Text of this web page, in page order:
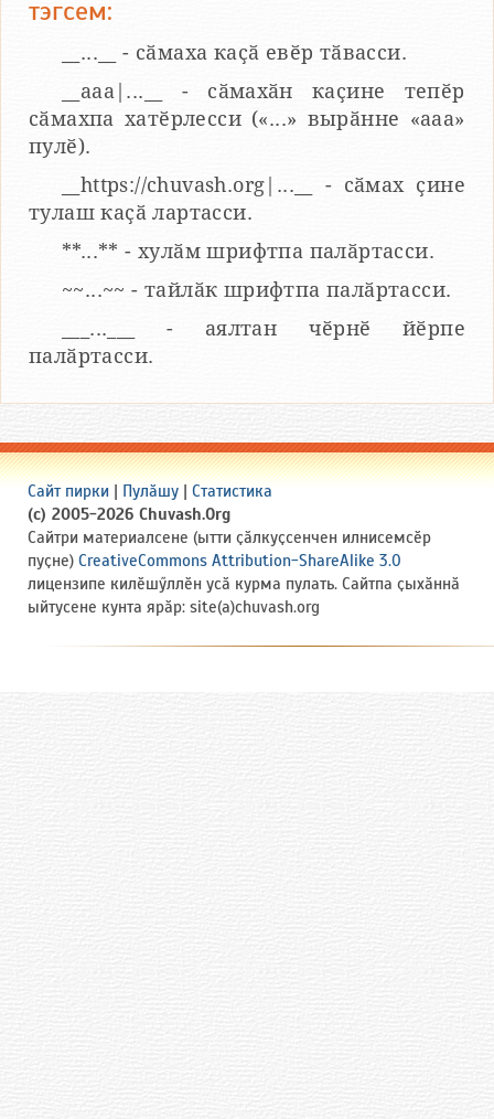
тэгсем:
__...__ - сӑмаха каҫӑ евӗр тӑвасси.
__aaa|...__ - сӑмахӑн каҫине тепӗр
сӑмахпа хатӗрлесси («...» вырӑнне «ааа»
пулӗ).
__https://chuvash.org|...__ - сӑмах ҫине
тулаш каҫӑ лартасси.
**...** - хулӑм шрифтпа палӑртасси.
~~...~~ - тайлӑк шрифтпа палӑртасси.
___...___ - аялтан чӗрнӗ йӗрпе
палӑртасси.
Сайт пирки | Пулӑшу | Статистика
(c) 2005-2026 Chuvash.Org
Сайтри материалсене (ытти ҫӑлкуҫсенчен илнисемсӗр
пуҫне) CreativeCommons Attribution-ShareAlike 3.0
лицензипе килӗшӳллӗн усӑ курма пулать. Сайтпа ҫыхӑннӑ
ыйтусене кунта ярӑр: site(a)chuvash.org